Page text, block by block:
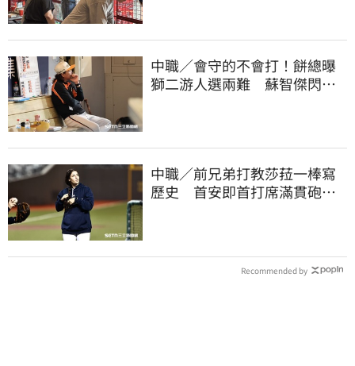
中職／會守的不會打！餅總曝
獅二游人選兩難 蘇智傑閃到
中職／前兄弟打教莎菈一棒寫
歷史 首安即首打席滿貫砲！
Recommended by